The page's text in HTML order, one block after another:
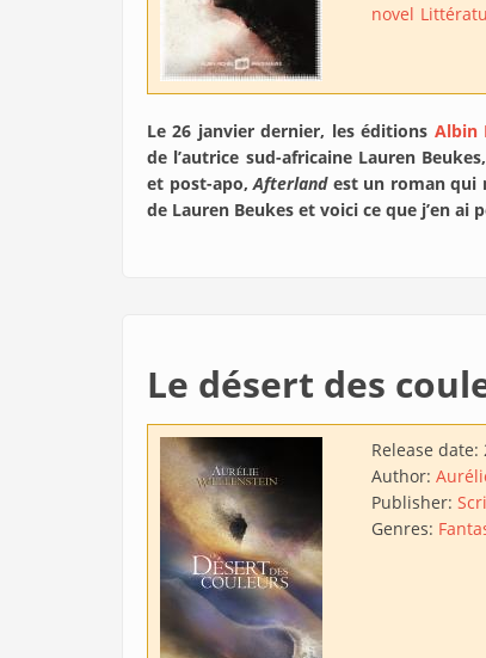
novel
Le 26 janvier dernier, les éditions Albin
de l’autrice sud-africaine Lauren
et post-apo,Afterlandest un roman qui
de Lauren Beukes et voici ce que j’en ai
Le désert des
Release date:
Author:
Publisher:
Genres: